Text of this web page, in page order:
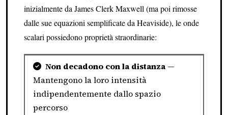
inizialmente da James Clerk Maxwell (ma poi rimosse
dalle sue equazioni semplificate da Heaviside), le onde
scalari possiedono proprietà straordinarie:
Non decadono con la distanza—
Mantengono la loro intensità
indipendentemente dallo spazio
percorso